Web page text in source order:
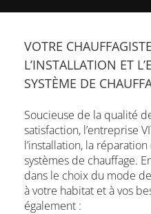
VOTRE
L’INSTALLATION ET
SYSTÈME DE
Soucieuse de la qualité
satisfaction, l’entreprise
l’installation, la
systèmes de chauffage.
dans le choix du mode
à votre habitat et à vos
également :